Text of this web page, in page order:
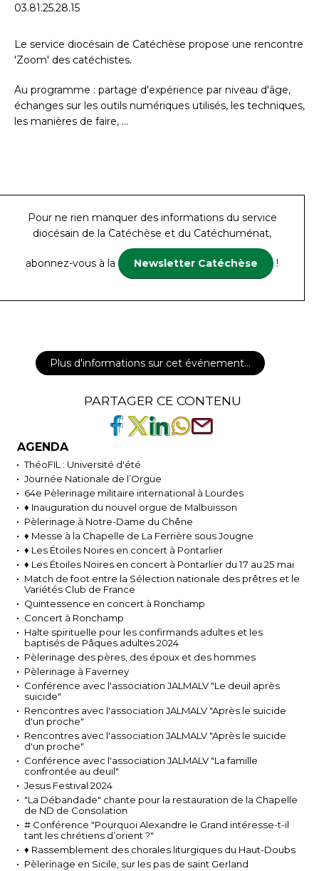
03.81.25.28.15
Le service diocésain de Catéchèse propose une rencontre
'Zoom' des catéchistes.
Au programme : partage d'expérience par niveau d'âge,
échanges sur les outils numériques utilisés, les techniques,
les manières de faire, ...
Pour ne rien manquer des informations du service
diocésain de la Catéchèse et du Catéchuménat,
abonnez-vous à la Newsletter Catéchèse !
Plus d'informations sur cet événement…
PARTAGER CE CONTENU
AGENDA
ThéoFIL : Université d'été
Journée Nationale de l’Orgue
64e Pèlerinage militaire international à Lourdes
♦ Inauguration du nouvel orgue de Malbuisson
Pèlerinage à Notre-Dame du Chêne
♦ Messe à la Chapelle de La Ferrière sous Jougne
♦ Les Étoiles Noires en concert à Pontarlier
♦ Les Étoiles Noires en concert à Pontarlier du 17 au 25 mai
Match de foot entre la Sélection nationale des prêtres et le
Variétés Club de France
Quintessence en concert à Ronchamp
Concert à Ronchamp
Halte spirituelle pour les confirmands adultes et les
baptisés de Pâques adultes 2024
Pèlerinage des pères, des époux et des hommes
Pèlerinage à Faverney
Conférence avec l'association JALMALV "Le deuil après
suicide"
Rencontres avec l'association JALMALV "Après le suicide
d'un proche"
Rencontres avec l'association JALMALV "Après le suicide
d'un proche"
Conférence avec l'association JALMALV "La famille
confrontée au deuil"
Jesus Festival 2024
"La Débandade" chante pour la restauration de la Chapelle
de ND de Consolation
# Conférence "Pourquoi Alexandre le Grand intéresse-t-il
tant les chrétiens d’orient ?"
♦ Rassemblement des chorales liturgiques du Haut-Doubs
Pèlerinage en Sicile, sur les pas de saint Gerland